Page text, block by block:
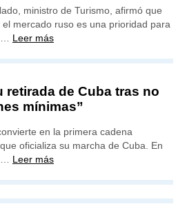
ministro de Turismo, afirmó que
el mercado ruso es una prioridad para
Leer más
retirada de Cuba tras no
mínimas”
en la primera cadena
oficializa su marcha de Cuba. En
Leer más